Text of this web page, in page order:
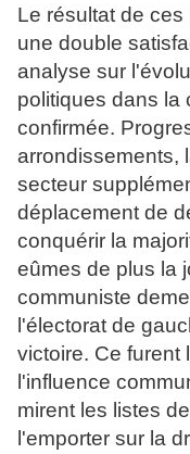
Le résultat de
une double
analyse sur
politiques dans la
confirmée.
arrondissements,
secteur
déplacement de
conquérir la
eûmes de plus la
communiste
l'électorat de
victoire. Ce furent
l'influence
mirent les listes
l'emporter sur la